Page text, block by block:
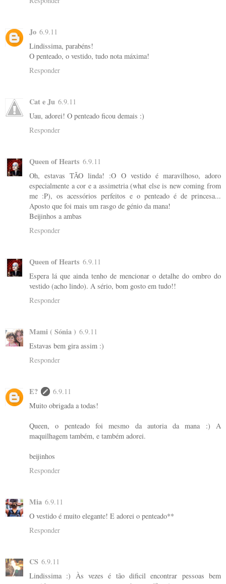
Jo 6.9.11
Lindissima, parabéns!
O penteado, o vestido, tudo nota máxima!
Responder
Cat e Ju 6.9.11
Uau, adorei! O penteado ficou demais :)
Responder
Queen of Hearts 6.9.11
Oh, estavas TÃO linda! :O O vestido é maravilhoso, adoro
especialmente a cor e a assimetria (what else is new coming from
me :P), os acessórios perfeitos e o penteado é de princesa...
Aposto que foi mais um rasgo de génio da mana!
Beijinhos a ambas
Responder
Queen of Hearts 6.9.11
Espera lá que ainda tenho de mencionar o detalhe do ombro do
vestido (acho lindo). A sério, bom gosto em tudo!!
Responder
Mami ( Sónia ) 6.9.11
Estavas bem gira assim :)
Responder
E?
6.9.11
Muito obrigada a todas!
Queen, o penteado foi mesmo da autoria da mana :) A
maquilhagem também, e também adorei.
beijinhos
Responder
Mia 6.9.11
O vestido é muito elegante! E adorei o penteado**
Responder
CS 6.9.11
Lindissima :) Às vezes é tão dificil encontrar pessoas bem